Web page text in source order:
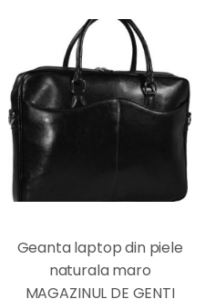
Geanta laptop din piele
naturala maro
MAGAZINUL DE GENTI